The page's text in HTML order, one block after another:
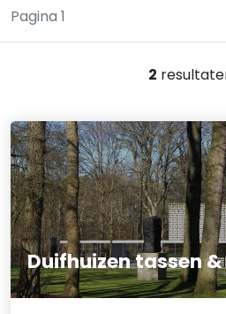
Pagina 1
2
Duifhuizen tassen